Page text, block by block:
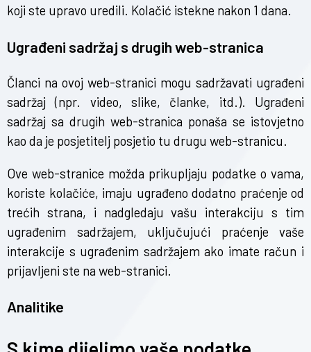
koji ste upravo uredili. Kolačić istekne nakon 1 dana.
Ugrađeni sadržaj s drugih web-stranica
Članci na ovoj web-stranici mogu sadržavati ugrađeni
sadržaj (npr. video, slike, članke, itd.). Ugrađeni
sadržaj sa drugih web-stranica ponaša se istovjetno
kao da je posjetitelj posjetio tu drugu web-stranicu.
Ove web-stranice možda prikupljaju podatke o vama,
koriste kolačiće, imaju ugrađeno dodatno praćenje od
trećih strana, i nadgledaju vašu interakciju s tim
ugrađenim sadržajem, uključujući praćenje vaše
interakcije s ugrađenim sadržajem ako imate račun i
prijavljeni ste na web-stranici.
Analitike